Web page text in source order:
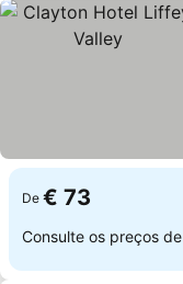
De € 73
Consulte os preços de